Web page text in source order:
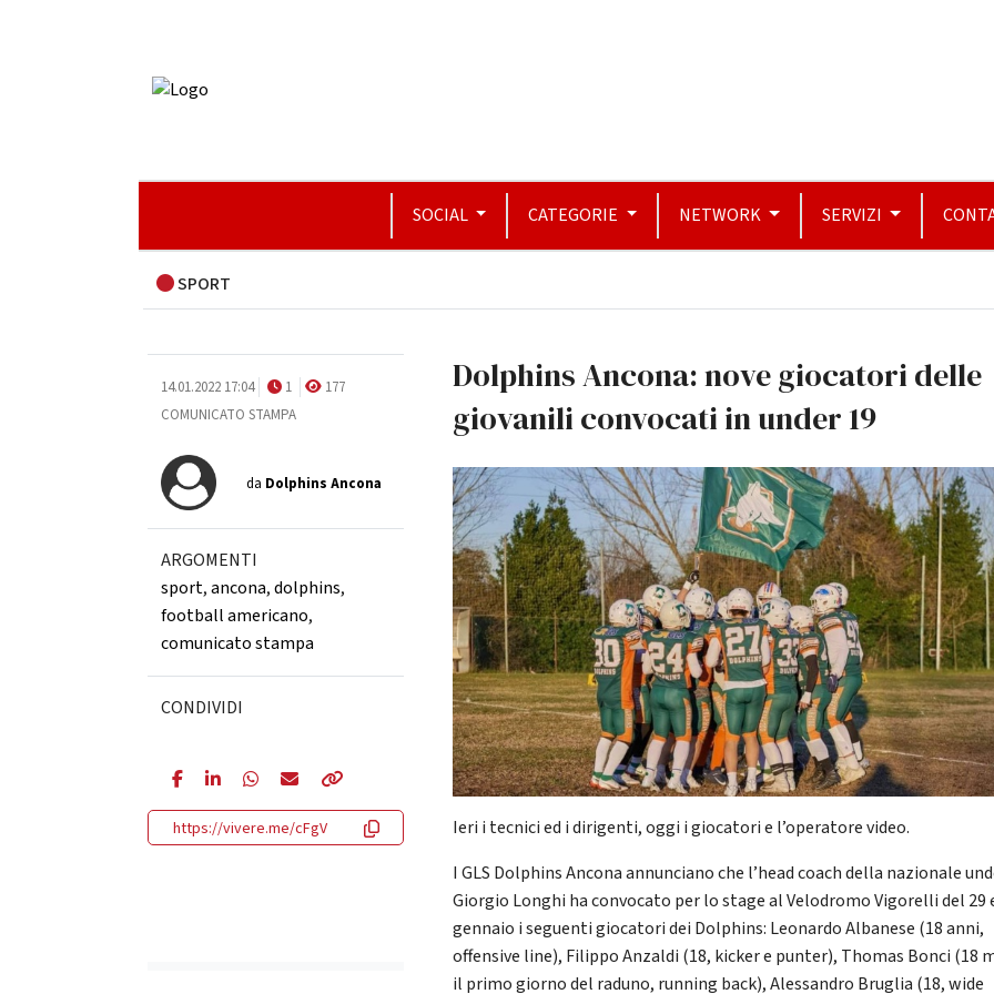
SOCIAL CATEGORIE NETWORK SERVIZI
SPORT
14.01.2022 17:04 1
177
COMUNICATO STAMPA
da Dolphins Ancona
ARGOMENTI
sport,ancona,dolphins,
football americano,
comunicato stampa
CONDIVIDI
https://vivere.me/cFgV
Dolphins Ancona: nove giocatori delle
giovanili convocati in under 19
Ieri i tecnici ed i dirigenti, oggi i giocatori e l’operatore video.
I GLS Dolphins Ancona annunciano che l’head coach della nazionale
Giorgio Longhi ha convocato per lo stage al Velodromo Vigorelli del 29
gennaio i seguenti giocatori dei Dolphins: Leonardo Albanese (18 anni,
offensive line), Filippo Anzaldi (18, kicker e punter), Thomas Bonci (18
il primo giorno del raduno, running back), Alessandro Bruglia (18, wide